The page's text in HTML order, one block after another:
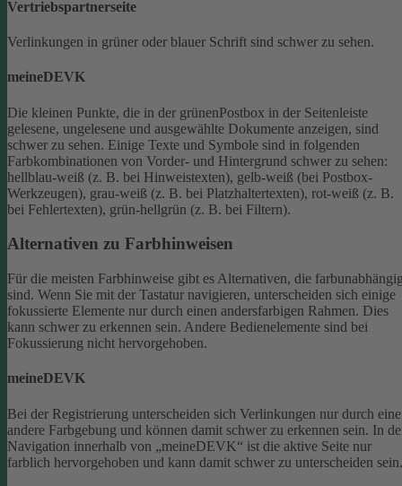
Vertriebspartnerseite
Verlinkungen in grüner oder blauer Schrift sind schwer zu sehen.
meineDEVK
Die kleinen Punkte, die in der grünenPostbox in der Seitenleiste
gelesene, ungelesene und ausgewählte Dokumente anzeigen, sind
schwer zu sehen. Einige Texte und Symbole sind in folgenden
Farbkombinationen von Vorder- und Hintergrund schwer zu sehen:
hellblau-weiß (z. B. bei Hinweistexten), gelb-weiß (bei Postbox-
Werkzeugen), grau-weiß (z. B. bei Platzhaltertexten), rot-weiß (z. B.
bei Fehlertexten), grün-hellgrün (z. B. bei Filtern).
Alternativen zu Farbhinweisen
Für die meisten Farbhinweise gibt es Alternativen, die
sind. Wenn Sie mit der Tastatur navigieren, unterscheiden sich einige
fokussierte Elemente nur durch einen andersfarbigen Rahmen. Dies
kann schwer zu erkennen sein. Andere Bedienelemente sind bei
Fokussierung nicht hervorgehoben.
meineDEVK
Bei der Registrierung unterscheiden sich Verlinkungen nur durch eine
andere Farbgebung und können damit schwer zu erkennen sein. In
Navigation innerhalb von „meineDEVK“ ist die aktive Seite nur
farblich hervorgehoben und kann damit schwer zu unterscheiden sein.